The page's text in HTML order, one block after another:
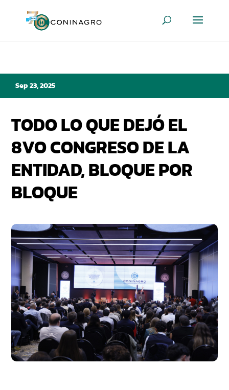
Sep 23, 2025
TODO LO QUE DEJÓ EL
8VO CONGRESO DE LA
ENTIDAD, BLOQUE POR
BLOQUE